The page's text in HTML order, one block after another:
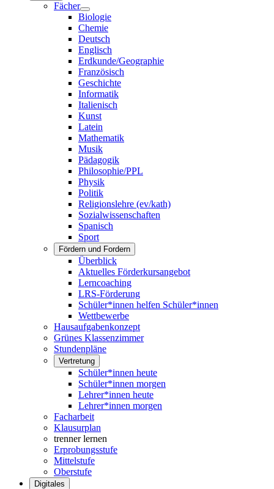
Fächer
Biologie
Chemie
Deutsch
Englisch
Erdkunde/Geographie
Französisch
Geschichte
Informatik
Italienisch
Kunst
Latein
Mathematik
Musik
Pädagogik
Philosophie/PPL
Physik
Politik
Religionslehre (ev/kath)
Sozialwissenschaften
Spanisch
Sport
Fördern und Fordern
Überblick
Aktuelles Förderkursangebot
Lerncoaching
LRS-Förderung
Schüler*innen helfen Schüler*innen
Wettbewerbe
Hausaufgabenkonzept
Grünes Klassenzimmer
Stundenpläne
Vertretung
Schüler*innen heute
Schüler*innen morgen
Lehrer*innen heute
Lehrer*innen morgen
Facharbeit
Klausurplan
trenner lernen
Erprobungsstufe
Mittelstufe
Oberstufe
Digitales